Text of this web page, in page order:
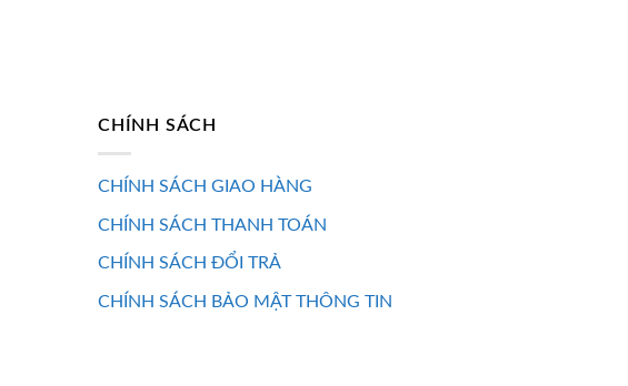
CHÍNH SÁCH
CHÍNH SÁCH GIAO HÀNG
CHÍNH SÁCH THANH TOÁN
CHÍNH SÁCH ĐỔI TRẢ
CHÍNH SÁCH BẢO MẬT THÔNG TIN